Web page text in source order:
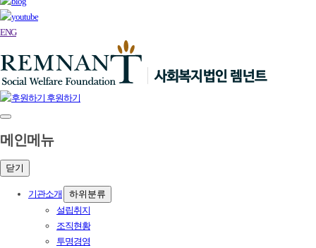
ENG
후원하기
메인메뉴
닫기
기관소개
하위분류
설립취지
조직현황
투명경영